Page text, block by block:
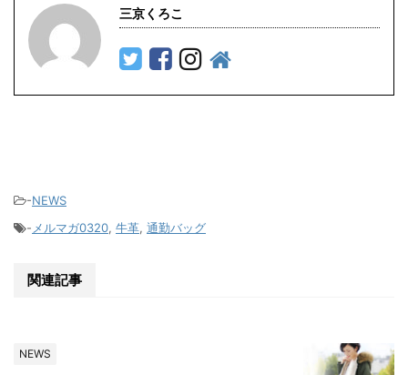
三京くろこ
-NEWS
- メルマガ0320, 牛革, 通勤バッグ
関連記事
NEWS